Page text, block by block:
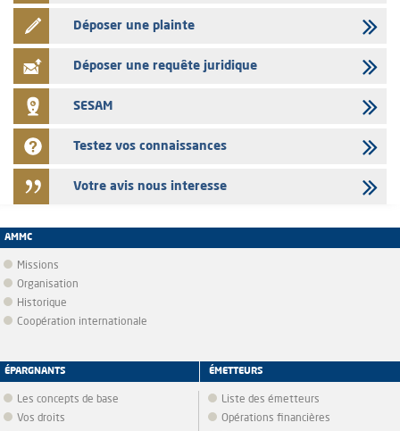
Déposer une plainte
Déposer une requête juridique
SESAM
Testez vos connaissances
Votre avis nous interesse
AMMC
Missions
Organisation
Historique
Coopération internationale
ÉPARGNANTS
Les concepts de base
Vos droits
ÉMETTEURS
Liste des émetteurs
Opérations financières